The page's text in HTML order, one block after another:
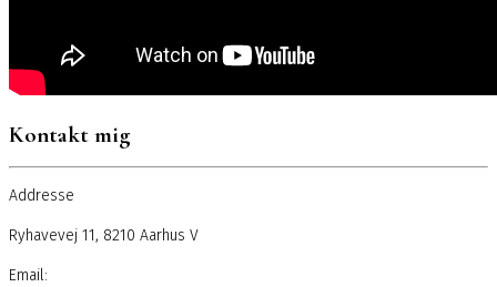
Kontakt mig
Addresse
Ryhavevej 11, 8210 Aarhus V
Email: